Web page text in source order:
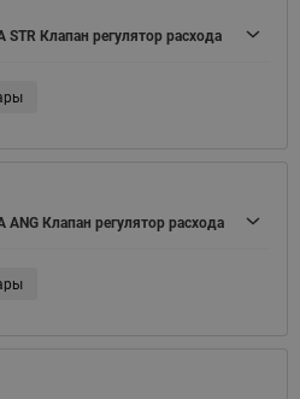
STR Клапан регулятор расхода
ANG Клапан регулятор расхода